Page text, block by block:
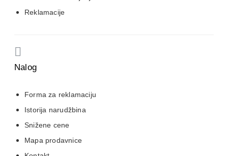
Reklamacije
Nalog
Forma za reklamaciju
Istorija narudžbina
Snižene cene
Mapa prodavnice